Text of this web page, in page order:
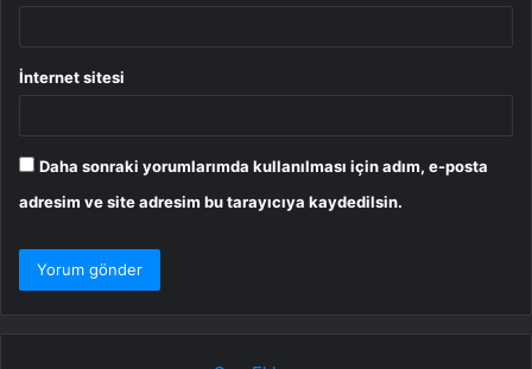
İnternet sitesi
Daha sonraki yorumlarımda kullanılması için adım, e-posta
adresim ve site adresim bu tarayıcıya kaydedilsin.